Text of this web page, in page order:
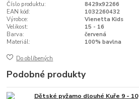
Číslo produktu:
8429x92266
EAN kód:
1032260432
Výrobce:
Vienetta Kids
Velikost:
15 - 16
Barva:
červená
Materiál:
100% bavlna
Do oblíbených
Podobné produkty
Dětské pyžamo dlouhé Kuře 9 - 10